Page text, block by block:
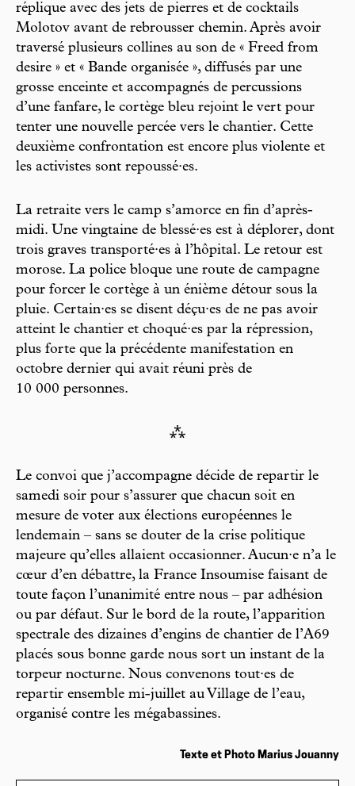
réplique avec des jets de pierres et de cocktails
Molotov avant de rebrousser chemin. Après avoir
traversé plusieurs collines au son de « Freed from
desire » et « Bande organisée », diffusés par une
grosse enceinte et accompagnés de percussions
d’une fanfare, le cortège bleu rejoint le vert pour
tenter une nouvelle percée vers le chantier. Cette
deuxième confrontation est encore plus violente et
les activistes sont repoussé·es.
La retraite vers le camp s’amorce en fin d’après-
midi. Une vingtaine de blessé·es est à déplorer, dont
trois graves transporté·es à l’hôpital. Le retour est
morose. La police bloque une route de campagne
pour forcer le cortège à un énième détour sous la
pluie. Certain·es se disent déçu·es de ne pas avoir
atteint le chantier et choqué·es par la répression,
plus forte que la précédente manifestation en
octobre dernier qui avait réuni près de
10 000 personnes.
⁂
Le convoi que j’accompagne décide de repartir le
samedi soir pour s’assurer que chacun soit en
mesure de voter aux élections européennes le
lendemain – sans se douter de la crise politique
majeure qu’elles allaient occasionner. Aucun·e n’a le
cœur d’en débattre, la France Insoumise faisant de
toute façon l’unanimité entre nous – par adhésion
ou par défaut. Sur le bord de la route, l’apparition
spectrale des dizaines d’engins de chantier de l’A69
placés sous bonne garde nous sort un instant de la
torpeur nocturne. Nous convenons tout·es de
repartir ensemble mi-juillet au Village de l’eau,
organisé contre les mégabassines.
Texte et Photo Marius Jouanny